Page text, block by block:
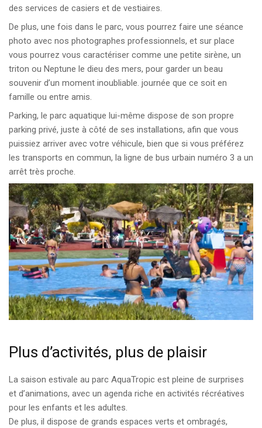
des services de casiers et de vestiaires.
De plus, une fois dans le parc, vous pourrez faire une séance
photo avec nos photographes professionnels, et sur place
vous pourrez vous caractériser comme une petite sirène, un
triton ou Neptune le dieu des mers, pour garder un beau
souvenir d’un moment inoubliable. journée que ce soit en
famille ou entre amis.
Parking, le parc aquatique lui-même dispose de son propre
parking privé, juste à côté de ses installations, afin que vous
puissiez arriver avec votre véhicule, bien que si vous préférez
les transports en commun, la ligne de bus urbain numéro 3 a un
arrêt très proche.
Plus d’activités, plus de plaisir
La saison estivale au parc AquaTropic est pleine de surprises
et d’animations, avec un agenda riche en activités récréatives
pour les enfants et les adultes.
De plus, il dispose de grands espaces verts et ombragés,